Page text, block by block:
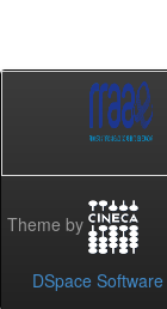
Theme by
DSpace Software